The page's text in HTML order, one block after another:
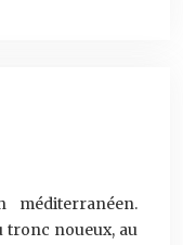
méditerranéen.
tronc noueux, au